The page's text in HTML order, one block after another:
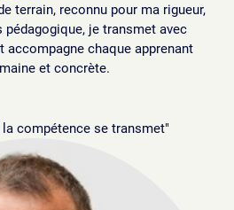
terrain, reconnu pour ma rigueur,
je transmet avec
accompagne chaque apprenant
et concrète.
la compétence se transmet"